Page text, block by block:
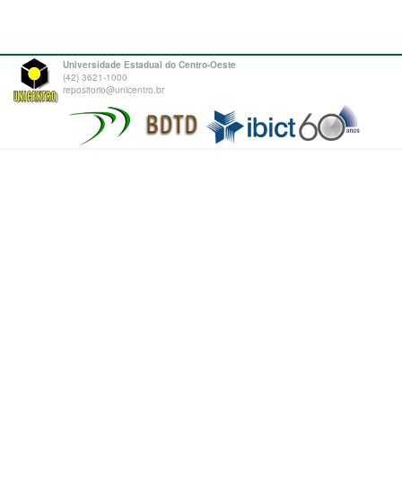
Universidade Estadual do Centro-Oeste
(42) 3621-1000
repositorio@unicentro.br